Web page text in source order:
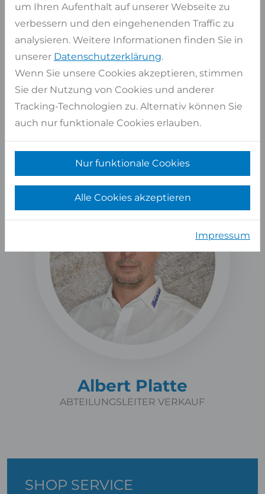
Haben Sie Fragen?
Kontaktformular
oder02947 9799-0
Kostenlose Beratung
Langjährige Erfahrung und zertifiziertes
Personal
Albert Platte
ABTEILUNGSLEITER VERKAUF
SHOP SERVICE
um Ihren Aufenthalt auf unserer Webseite zu
verbessern und den eingehenenden Traffic zu
analysieren. Weitere Informationen finden Sie in
unserer Datenschutzerklärung.
Wenn Sie unsere Cookies akzeptieren, stimmen
Sie der Nutzung von Cookies und anderer
Tracking-Technologien zu. Alternativ können Sie
auch nur funktionale Cookies erlauben.
Nur funktionale Cookies
Alle Cookies akzeptieren
Impressum